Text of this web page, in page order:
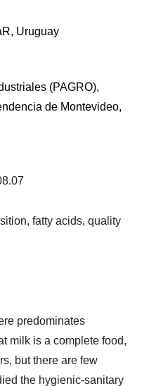
Uruguay
(PAGRO),
de Montevideo,
fatty acids, quality
predominates
milk is a complete food,
but there are few
the hygienic-sanitary